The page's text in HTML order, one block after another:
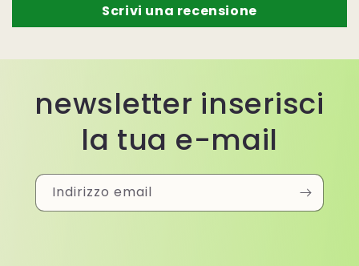
Scrivi una recensione
newsletter inserisci
la tua e-mail
Indirizzo email